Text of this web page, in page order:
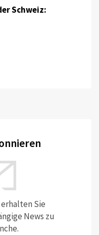
Schweiz:
Sie
News zu